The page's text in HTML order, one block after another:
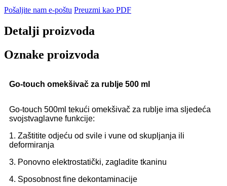
Pošaljite nam e-poštu Preuzmi kao PDF
Detalji proizvoda
Oznake proizvoda
Go-touch omekšivač za rublje 500 ml
Go-touch 500ml tekući omekšivač za rublje ima sljedeća
svojstvaglavne funkcije:
1. Zaštitite odjeću od svile i vune od skupljanja ili
deformiranja
3. Ponovno elektrostatički, zagladite tkaninu
4. Sposobnost fine dekontaminacije